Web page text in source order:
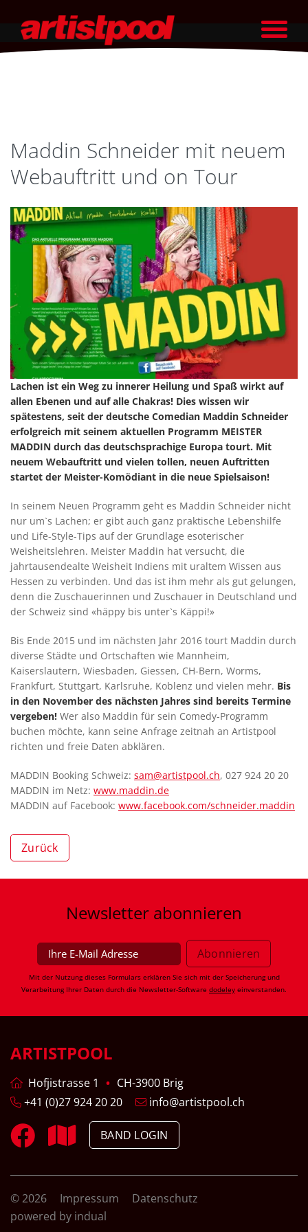
Maddin Schneider mit neuem
Webauftritt und on Tour
Lachen ist ein Weg zu innerer Heilung und Spaß wirkt auf
allen Ebenen und auf alle Chakras! Dies wissen wir
spätestens, seit der deutsche Comedian Maddin Schneider
erfolgreich mit seinem aktuellen Programm MEISTER
MADDIN durch das deutschsprachige Europa tourt. Mit
neuem Webauftritt und vielen tollen, neuen Auftritten
startet der Meister-Komödiant in die neue Spielsaison!
In seinem Neuen Programm geht es Maddin Schneider nicht
nur um`s Lachen; er gibt auch ganz praktische Lebenshilfe
und Life-Style-Tips auf der Grundlage esoterischer
Weisheitslehren. Meister Maddin hat versucht, die
jahrtausendealte Weisheit Indiens mit uraltem Wissen aus
Hessen zu verbinden. Und das ist ihm mehr als gut gelungen,
denn die Zuschauerinnen und Zuschauer in Deutschland und
der Schweiz sind «häppy bis unter`s Käppi!»
Bis Ende 2015 und im nächsten Jahr 2016 tourt Maddin durch
diverse Städte und Ortschaften wie Mannheim,
Kaiserslautern, Wiesbaden, Giessen, CH-Bern, Worms,
Frankfurt, Stuttgart, Karlsruhe, Koblenz und vielen mehr. Bis
in den November des nächsten Jahres sind bereits Termine
vergeben! Wer also Maddin für sein Comedy-Programm
buchen möchte, kann seine Anfrage zeitnah an Artistpool
richten und freie Daten abklären.
MADDIN Booking Schweiz: sam@artistpool.ch, 027 924 20 20
MADDIN im Netz: www.maddin.de
MADDIN auf Facebook: www.facebook.com/schneider.maddin
Zurück
Newsletter abonnieren
Mit der Nutzung dieses Formulars erklären Sie sich mit der Speicherung und
Verarbeitung Ihrer Daten durch die Newsletter-Software dodeley einverstanden.
ARTISTPOOL
Hofjistrasse 1
CH-3900 Brig
+41 (0)27 924 20 20
info@artistpool.ch
BAND LOGIN
© 2026 Impressum
Datenschutz
powered by indual